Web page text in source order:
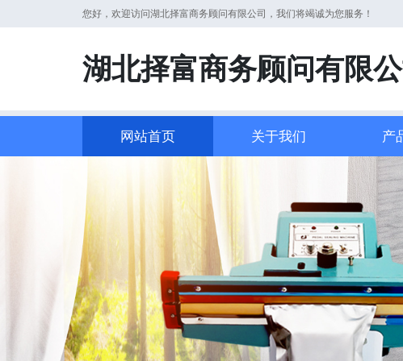
您好，欢迎访问湖北择富商务顾问有限公司，我们将竭诚为您服务！
湖北择富商务顾问有限
网站首页 关于我们 产